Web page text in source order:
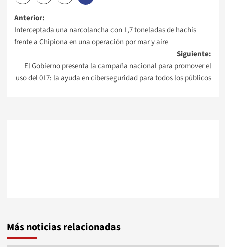
Navegación
de
entradas
Anterior:
Interceptada una narcolancha con 1,7 toneladas de hachís
frente a Chipiona en una operación por mar y aire
Siguiente:
El Gobierno presenta la campaña nacional para promover el
uso del 017: la ayuda en ciberseguridad para todos los públicos
Más noticias relacionadas